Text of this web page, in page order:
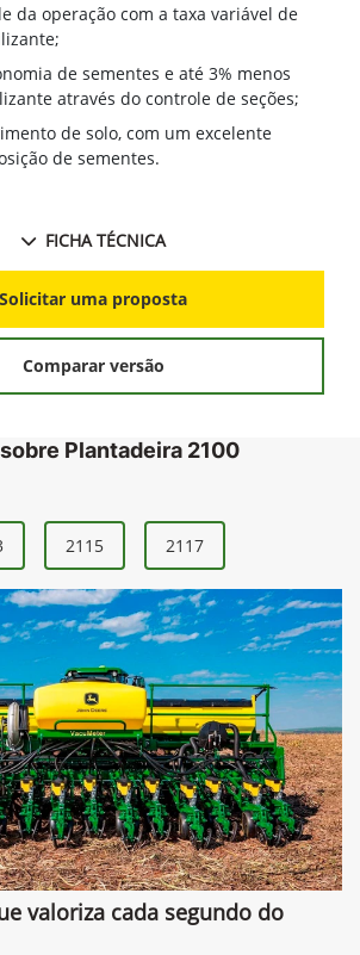
da operação com a taxa variável de
de sementes e até 3% menos
através do controle de seções;
de solo, com um excelente
de sementes.
FICHA TÉCNICA
Solicitar uma proposta
Comparar versão
Plantadeira 2100
2115 2117
valoriza cada segundo do